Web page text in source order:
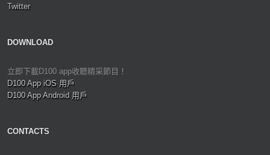
Twitter
DOWNLOAD
立即下載D100 app收聽精采節目！
D100 App iOS 用戶
D100 App Android 用戶
CONTACTS